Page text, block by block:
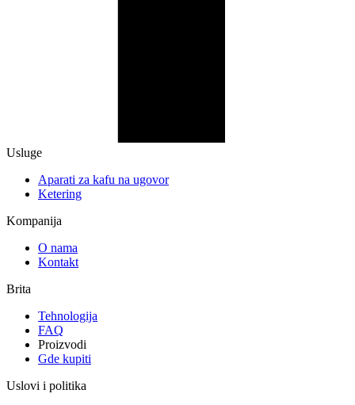
Usluge
Aparati za kafu na ugovor
Ketering
Kompanija
O nama
Kontakt
Brita
Tehnologija
FAQ
Proizvodi
Gde kupiti
Uslovi i politika